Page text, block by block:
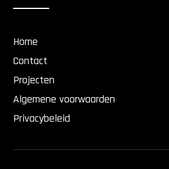
Home
Contact
Projecten
Algemene voorwaarden
Privacybeleid